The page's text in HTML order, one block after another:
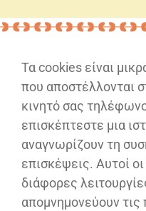
Τα cookies είναι
που αποστέλλονται
κινητό σας
επισκέπτεστε μια
αναγνωρίζουν τη
επισκέψεις. Αυτοί
διάφορες
απομνημονεύουν τις